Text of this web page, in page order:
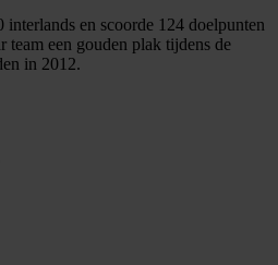
en scoorde 124 doelpunten
een gouden plak tijdens de
in 2012.